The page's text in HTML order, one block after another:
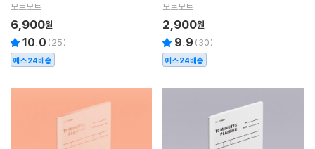
모트모트
6,900원
10.0 (25)
예스24배송
모트모트
2,900원
9.9 (30)
예스24배송